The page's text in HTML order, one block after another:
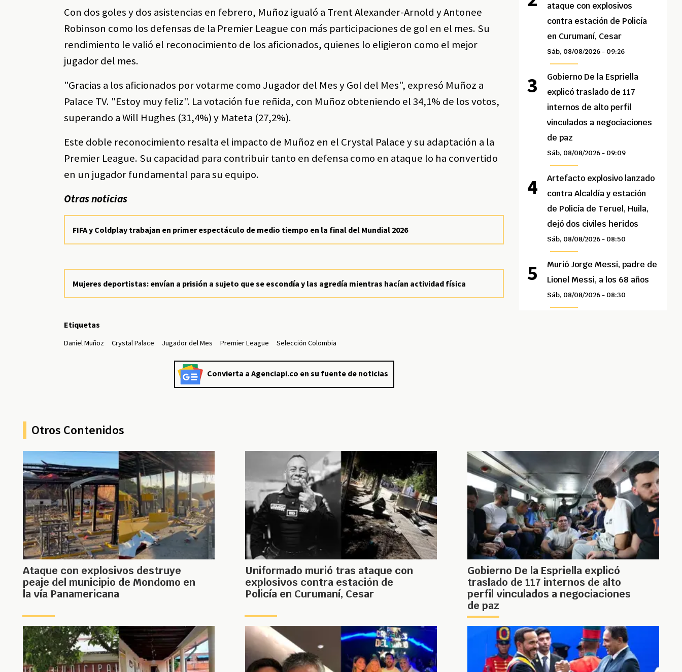
Con dos goles y dos asistencias en febrero, Muñoz igualó a Trent Alexander-Arnold y Antonee
Robinson como los defensas de la Premier League con más participaciones de gol en el mes. Su
rendimiento le valió el reconocimiento de los aficionados, quienes lo eligieron como el mejor
jugador del mes.
"Gracias a los aficionados por votarme como Jugador del Mes y Gol del Mes", expresó Muñoz a
Palace TV. "Estoy muy feliz". La votación fue reñida, con Muñoz obteniendo el 34,1% de los votos,
superando a Will Hughes (31,4%) y Mateta (27,2%).
Este doble reconocimiento resalta el impacto de Muñoz en el Crystal Palace y su adaptación a la
Premier League. Su capacidad para contribuir tanto en defensa como en ataque lo ha convertido
en un jugador fundamental para su equipo.
Otras noticias
FIFA y Coldplay trabajan en primer espectáculo de medio tiempo en la final del Mundial 2026
Mujeres deportistas: envían a prisión a sujeto que se escondía y las agredía mientras hacían actividad física
Etiquetas
Daniel Muñoz Crystal Palace Jugador del Mes Premier League Selección Colombia
Convierta a Agenciapi.co en su fuente de noticias
ataque con explosivos
contra estación de Policía
en Curumaní, Cesar
Sáb, 08/08/2026 - 09:26
Gobierno De la Espriella
explicó traslado de 117
internos de alto perfil
vinculados a negociaciones
de paz
Sáb, 08/08/2026 - 09:09
Artefacto explosivo lanzado
contra Alcaldía y estación
de Policía de Teruel, Huila,
dejó dos civiles heridos
Sáb, 08/08/2026 - 08:50
Murió Jorge Messi, padre de
Lionel Messi, a los 68 años
Sáb, 08/08/2026 - 08:30
Otros Contenidos
Ataque con explosivos destruye
peaje del municipio de Mondomo en
la vía Panamericana
Uniformado murió tras ataque con
explosivos contra estación de
Policía en Curumaní, Cesar
Gobierno De la Espriella explicó
traslado de 117 internos de alto
perfil vinculados a negociaciones
de paz